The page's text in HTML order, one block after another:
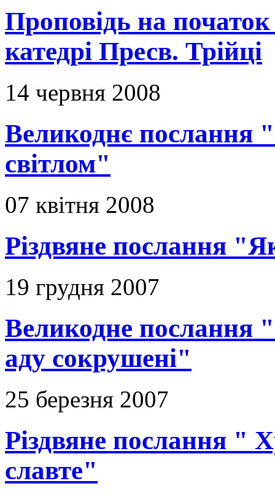
Проповідь на
катедрі Пресв. Трійці
14 червня 2008
Великоднє послання
світлом"
07 квітня 2008
Різдвяне послання
19 грудня 2007
Великодне послання
аду сокрушені"
25 березня 2007
Різдвяне послання "
славте"